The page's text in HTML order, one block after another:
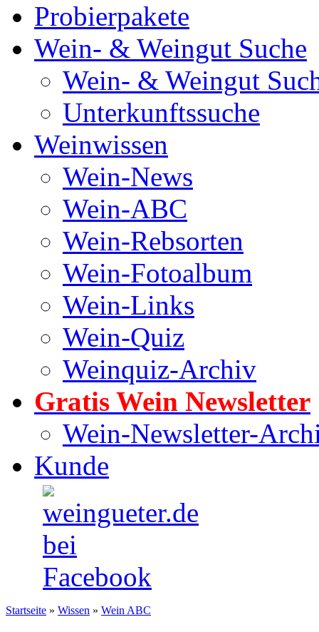
Probierpakete
Wein- & Weingut Suche
Wein- & Weingut
Unterkunftssuche
Weinwissen
Wein-News
Wein-ABC
Wein-Rebsorten
Wein-Fotoalbum
Wein-Links
Wein-Quiz
Weinquiz-Archiv
Gratis Wein Newsletter
Wein-Newsletter-
Kunde
Startseite » Wissen » Wein ABC